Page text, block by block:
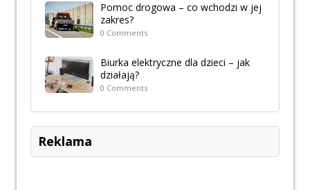
Pomoc drogowa – co wchodzi w jej
zakres?
0 Comments
Biurka elektryczne dla dzieci – jak
działają?
0 Comments
Reklama